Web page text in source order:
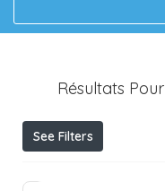
Résultats Pour
See Filters